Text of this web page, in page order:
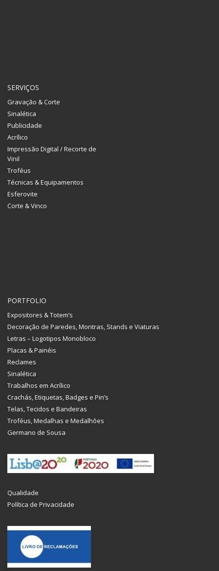
SERVIÇOS
Gravação & Corte
Sinalética
Publicidade
Acrílico
Impressão Digital / Recorte de
Vinil
Troféus
Técnicas & Equipamentos
Esferovite
Corte & Vinco
PORTFOLIO
Expositores & Totem’s
Decoração de Paredes, Montras, Stands e Viaturas
Letras – Logotipos Monobloco
Placas & Painéis
Reclames
Sinalética
Trabalhos em Acrílico
Crachás, Etiquetas, Badges e Pin’s
Telas, Tecidos e Bandeiras
Troféus, Medalhas e Medalhões
Germano de Sousa
Qualidade
Política de Privacidade